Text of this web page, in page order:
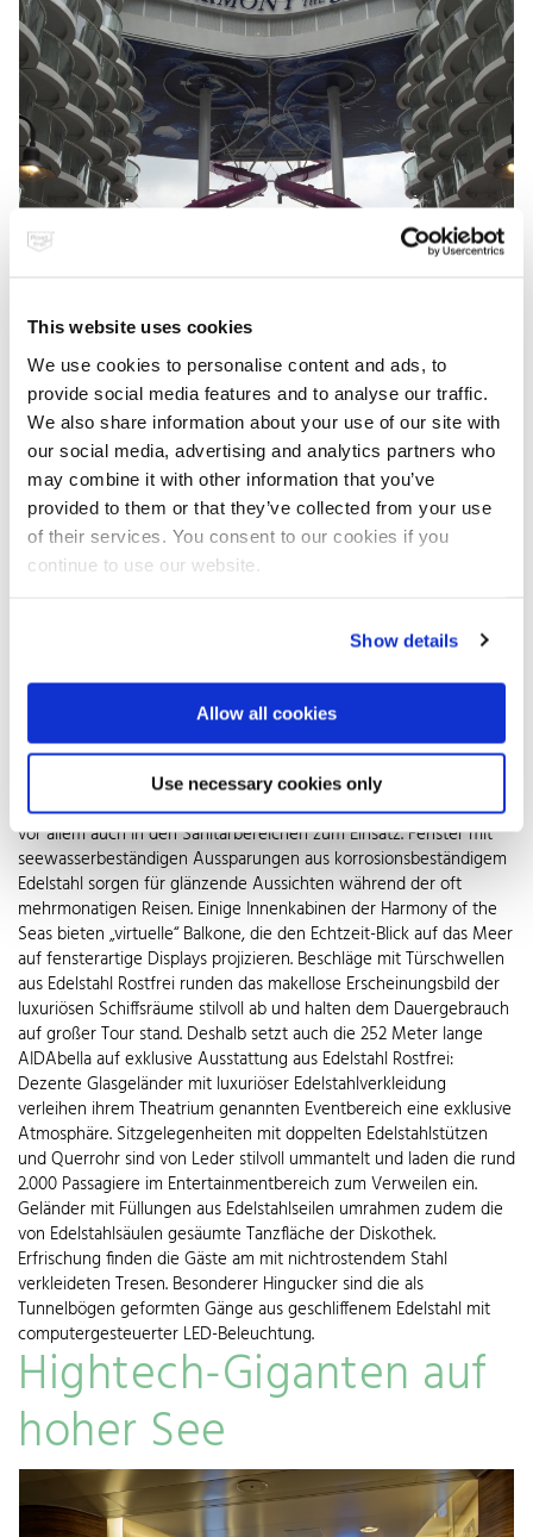
This website uses cookies
We use cookies to personalise content and ads, to
provide social media features and to analyse our traffic.
We also share information about your use of our site with
our social media, advertising and analytics partners who
may combine it with other information that you’ve
provided to them or that they’ve collected from your use
of their services. You consent to our cookies if you
continue to use our website.
Show details
Allow all cookies
Use necessary cookies only
In der Ultimate Abyss, der weltweit längsten Rutsche auf hoher See, geht‘s hinab
durch zwei spiralförmige Röhren aus Edelstahl Rostfrei.
Auch unter Deck der luxuriösen Kreuzfahrtriesen erwarten die
Passagieraufkommen und den widrigen Bedingungen auf hoher
See dauerhaft standhalten, vertrauen die Schiffseigner hier
besonders häufig auf qualitativ hochwertigen Edelstahl Rostfrei.
Bodenbleche, Wand- und Deckensysteme aus dem
nichtrostenden Werkstoff werden höchsten Anforderungen
gerecht und kommen außer in Küchen oder Vorbereitungsräumen
vor allem auch in den Sanitärbereichen zum Einsatz. Fenster mit
seewasserbeständigen Aussparungen aus korrosionsbeständigem
Edelstahl sorgen für glänzende Aussichten während der oft
mehrmonatigen Reisen. Einige Innenkabinen der Harmony of the
Seas bieten „virtuelle“ Balkone, die den Echtzeit-Blick auf das Meer
auf fensterartige Displays projizieren. Beschläge mit Türschwellen
aus Edelstahl Rostfrei runden das makellose Erscheinungsbild der
luxuriösen Schiffsräume stilvoll ab und halten dem Dauergebrauch
auf großer Tour stand. Deshalb setzt auch die 252 Meter lange
AIDAbella auf exklusive Ausstattung aus Edelstahl Rostfrei:
Dezente Glasgeländer mit luxuriöser Edelstahlverkleidung
verleihen ihrem Theatrium genannten Eventbereich eine exklusive
Atmosphäre. Sitzgelegenheiten mit doppelten Edelstahlstützen
und Querrohr sind von Leder stilvoll ummantelt und laden die rund
2.000 Passagiere im Entertainmentbereich zum Verweilen ein.
Geländer mit Füllungen aus Edelstahlseilen umrahmen zudem die
von Edelstahlsäulen gesäumte Tanzfläche der Diskothek.
Erfrischung finden die Gäste am mit nichtrostendem Stahl
verkleideten Tresen. Besonderer Hingucker sind die als
Tunnelbögen geformten Gänge aus geschliffenem Edelstahl mit
computergesteuerter LED-Beleuchtung.
Hightech-Giganten auf
hoher See